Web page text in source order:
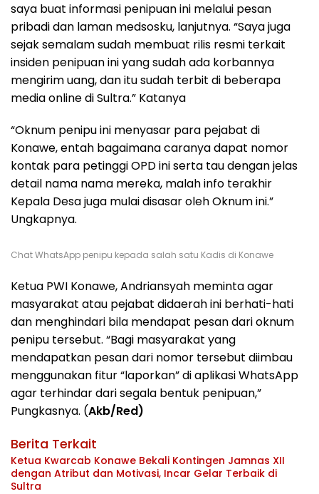
saya buat informasi penipuan ini melalui pesan
pribadi dan laman medsosku, lanjutnya. “Saya juga
sejak semalam sudah membuat rilis resmi terkait
insiden penipuan ini yang sudah ada korbannya
mengirim uang, dan itu sudah terbit di beberapa
media online di Sultra.” Katanya
“Oknum penipu ini menyasar para pejabat di
Konawe, entah bagaimana caranya dapat nomor
kontak para petinggi OPD ini serta tau dengan jelas
detail nama nama mereka, malah info terakhir
Kepala Desa juga mulai disasar oleh Oknum ini.”
Ungkapnya.
Chat WhatsApp penipu kepada salah satu Kadis di Konawe
Ketua PWI Konawe, Andriansyah meminta agar
masyarakat atau pejabat didaerah ini berhati-hati
dan menghindari bila mendapat pesan dari oknum
penipu tersebut. “Bagi masyarakat yang
mendapatkan pesan dari nomor tersebut diimbau
menggunakan fitur “laporkan” di aplikasi WhatsApp
agar terhindar dari segala bentuk penipuan,”
Pungkasnya. (Akb/Red)
Berita Terkait
Ketua Kwarcab Konawe Bekali Kontingen Jamnas XII
dengan Atribut dan Motivasi, Incar Gelar Terbaik di
Sultra